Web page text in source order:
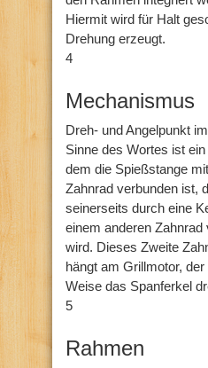
Hiermit wird für Halt
Drehung erzeugt.
4
Mechanismus
Dreh- und Angelpunkt
Sinne des Wortes ist
dem die Spießstange
Zahnrad verbunden ist,
seinerseits durch eine
einem anderen Zahnrad
wird. Dieses Zweite
hängt am Grillmotor,
Weise das Spanferkel
5
Rahmen